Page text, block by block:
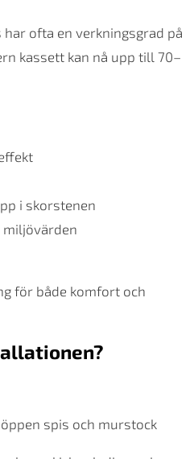
ofta en verkningsgrad på
kassett kan nå upp till 70–
i skorstenen
för både komfort och
spis och murstock